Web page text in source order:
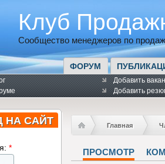
Клуб
Сообщество менеджеров по
ФОРУМ
Добавить
Добавить
НА САЙТ
*
Главная
ПРОСМОТР